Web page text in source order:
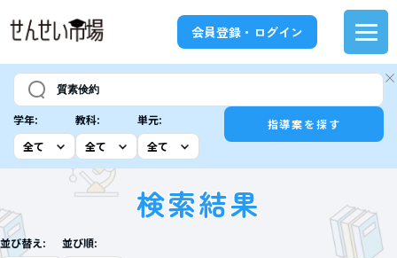
会員登録・ログイン
学年: 教科: 単元: 指導案を探す
検索結果
並び替え: 並び順: